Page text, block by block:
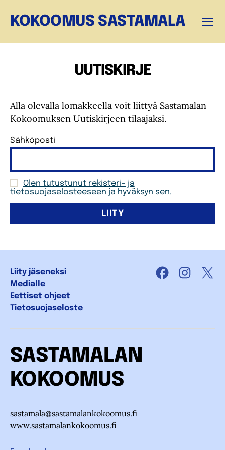
KOKOOMUS SASTAMALA
UUTISKIRJE
Alla olevalla lomakkeella voit liittyä Sastamalan
Kokoomuksen Uutiskirjeen tilaajaksi.
Sähköposti
Olen tutustunut rekisteri- ja
tietosuojaselosteeseen ja hyväksyn sen.
Liity jäseneksi
Medialle
Eettiset ohjeet
Tietosuojaseloste
Facebook X
SASTAMALAN
KOKOOMUS
sastamala@sastamalankokoomus.fi
www.sastamalankokoomus.fi